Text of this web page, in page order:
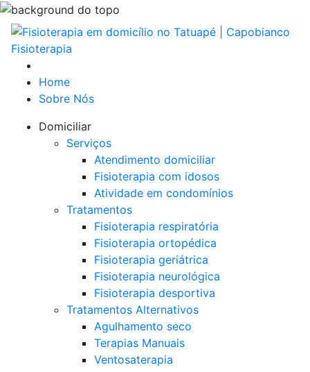
Home
Sobre Nós
Domiciliar
Serviços
Atendimento domiciliar
Fisioterapia com idosos
Atividade em condomínios
Tratamentos
Fisioterapia respiratória
Fisioterapia ortopédica
Fisioterapia geriátrica
Fisioterapia neurológica
Fisioterapia desportiva
Tratamentos Alternativos
Agulhamento seco
Terapias Manuais
Ventosaterapia